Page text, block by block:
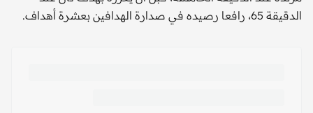
الدقيقة 65، رافعا رصيده في صدارة الهدافين بعشرة أهداف.